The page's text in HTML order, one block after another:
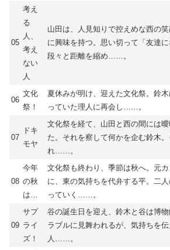
05
考え
る
人、
考え
ない
人
山田は、人見知りで控えめな西の
に興味を持つ。思い切って「友達に
段々と距離を縮め……。
06
文化
祭！
夏休みが明け、迎えた文化祭。鈴
っていた理人に再会し……。
07
ドキ
モヤ
文化祭を経て、山田と西の間には
た。それを察して何かを企む鈴木
れ……。
08
今年
の秋
は…
文化祭も終わり、季節は秋へ。元
に、東の気持ちを代弁する平。二
っていく……。
09
サプ
ライ
ズ！
谷の誕生日を迎え、鈴木と谷は博
ラブルに見舞われるが、気持ちを
人……。